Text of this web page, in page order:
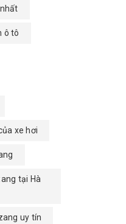
ô tô
xe hơi
tại Hà
uy tín